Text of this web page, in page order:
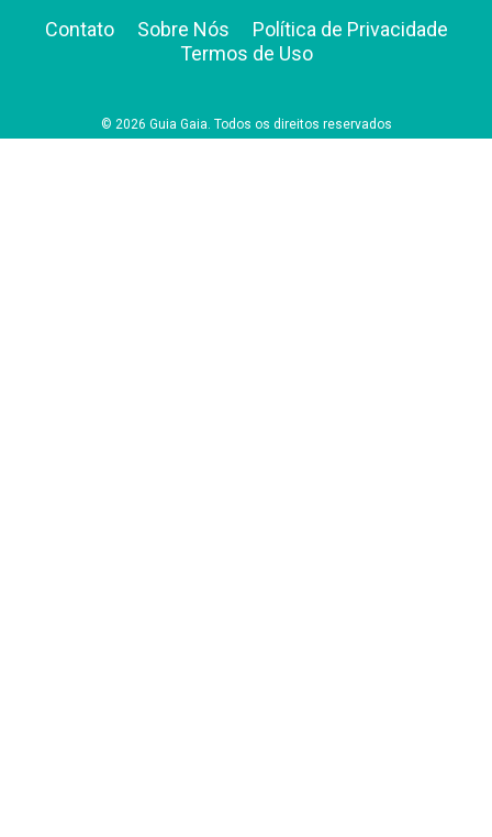
Contato Sobre Nós
Política de Privacidade
Termos de Uso
© 2026 Guia Gaia. Todos os direitos reservados